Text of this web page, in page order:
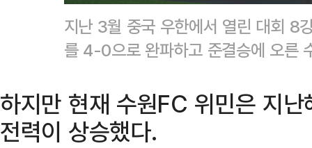
지난 3월 중국 우한에서 열린 대회 8
를 4-0으로 완파하고 준결승에 오
하지만 현재 수원FC 위민은 지
전력이 상승했다.